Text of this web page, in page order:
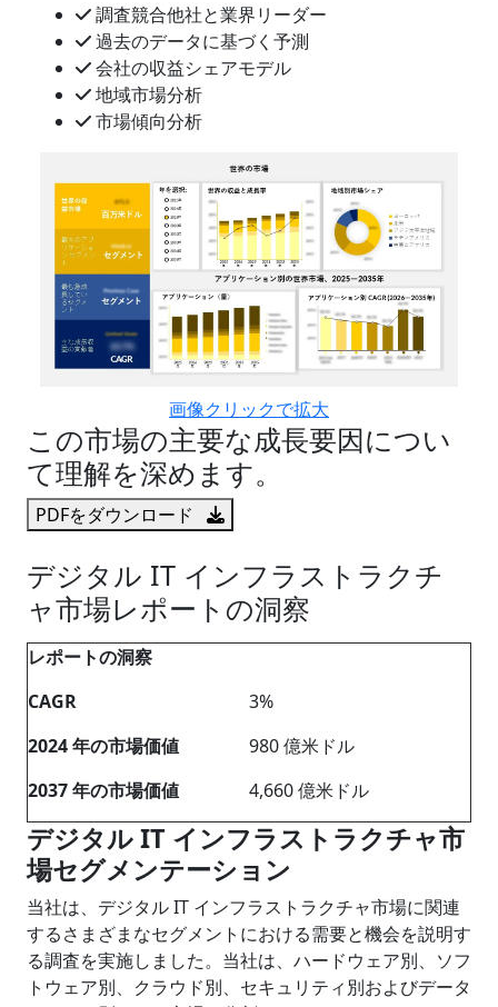
調査競合他社と業界リーダー
過去のデータに基づく予測
会社の収益シェアモデル
地域市場分析
市場傾向分析
画像クリックで拡大
この市場の主要な成長要因につい
て理解を深めます。
PDFをダウンロード
デジタル IT インフラストラクチ
ャ市場レポートの洞察
レポートの洞察
CAGR
3%
2024 年の市場価値
980 億米ドル
2037 年の市場価値
4,660 億米ドル
デジタルIT インフラストラクチャ市
場セグメンテーション
当社は、デジタル IT インフラストラクチャ市場に関連
するさまざまなセグメントにおける需要と機会を説明す
る調査を実施しました。当社は、ハードウェア別、ソフ
トウェア別、クラウド別、セキュリティ別およびデータ